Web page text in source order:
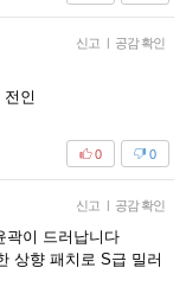
신고 | 공감 확인
인
0
0
신고 | 공감 확인
곽이 드러납니다
상향 패치로 S급 밀러